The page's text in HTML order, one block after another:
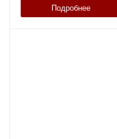
Подробнее